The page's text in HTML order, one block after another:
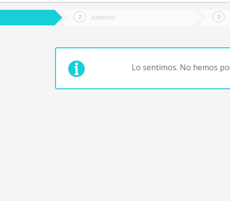
Asientos
Lo sentimos. No hemos